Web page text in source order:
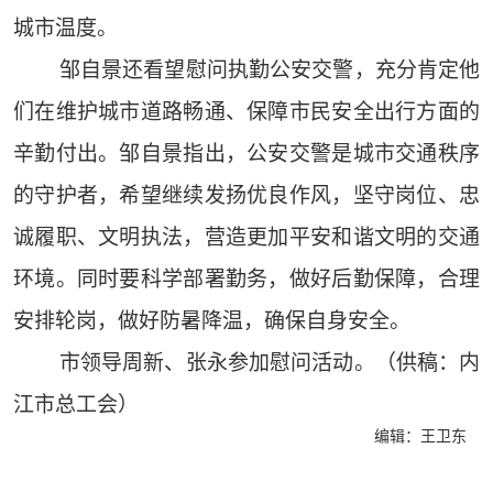
城市温度。
邹自景还看望慰问执勤公安交警，充分肯定他
们在维护城市道路畅通、保障市民安全出行方面的
辛勤付出。邹自景指出，公安交警是城市交通秩序
的守护者，希望继续发扬优良作风，坚守岗位、忠
诚履职、文明执法，营造更加平安和谐文明的交通
环境。同时要科学部署勤务，做好后勤保障，合理
安排轮岗，做好防暑降温，确保自身安全。
市领导周新、张永参加慰问活动。（供稿：内
江市总工会）
编辑：王卫东